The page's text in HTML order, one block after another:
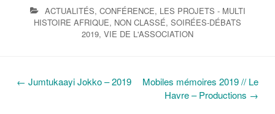
ACTUALITÉS, CONFÉRENCE, LES PROJETS - MULTI
HISTOIRE AFRIQUE, NON CLASSÉ, SOIRÉES-DÉBATS
2019, VIE DE L'ASSOCIATION
N
← Jumtukaayi Jokko – 2019
Mobiles mémoires 2019 // Le
Havre – Productions →